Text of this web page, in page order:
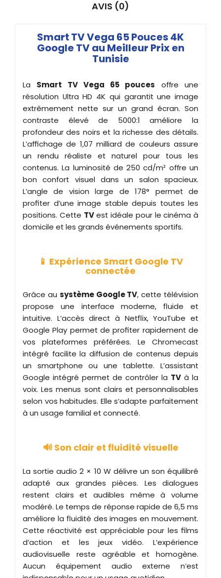
AVIS (0)
Smart TV Vega 65 Pouces 4K
Google TV au Meilleur Prix en
Tunisie
La Smart TV Vega 65 pouces offre une
résolution Ultra HD 4K qui garantit une image
extrêmement nette sur un grand écran. Son
contraste élevé de 5000:1 améliore la
profondeur des noirs et la richesse des détails.
L’affichage de 1,07 milliard de couleurs assure
un rendu réaliste et naturel pour tous les
contenus. La luminosité de 250 cd/m² offre un
bon confort visuel dans un salon spacieux.
L’angle de vision large de 178° permet de
profiter d’une image stable depuis toutes les
positions. Cette TVest idéale pour le cinéma à
domicile et les grands événements sportifs.
📱 Expérience Smart Google TV
connectée
Grâce au système Google TV, cette télévision
propose une interface moderne, fluide et
intuitive. L’accès direct à Netflix, YouTube et
Google Play permet de profiter rapidement de
vos plateformes préférées. Le Chromecast
intégré facilite la diffusion de contenus depuis
un smartphone ou une tablette. L’assistant
Google intégré permet de contrôler la TV à la
voix. Les menus sont clairs et personnalisables
selon vos habitudes. Elle s’adapte parfaitement
à un usage familial et connecté.
🔊 Son clair et fluidité visuelle
La sortie audio 2 × 10 W délivre un son équilibré
adapté aux grandes pièces. Les dialogues
restent clairs et audibles même à volume
modéré. Le temps de réponse rapide de 6,5 ms
améliore la fluidité des images en mouvement.
Cette réactivité est appréciable pour les films
d’action et les jeux vidéo. L’expérience
audiovisuelle reste agréable et homogène.
Aucun équipement audio externe n’est